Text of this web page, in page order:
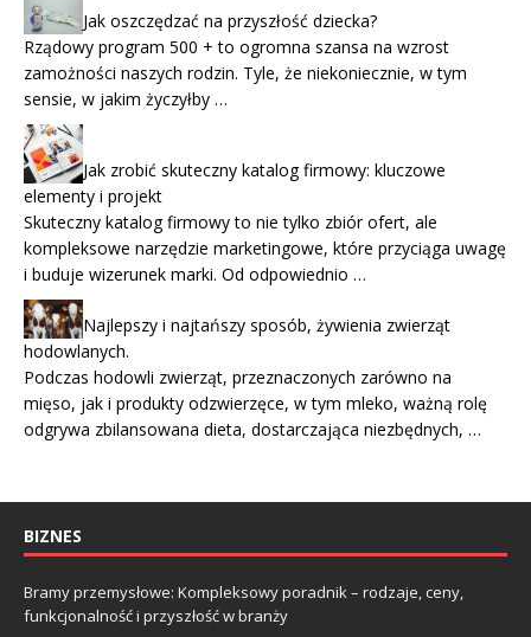
Jak oszczędzać na przyszłość dziecka?
Rządowy program 500 + to ogromna szansa na wzrost
zamożności naszych rodzin. Tyle, że niekoniecznie, w tym
sensie, w jakim życzyłby …
Jak zrobić skuteczny katalog firmowy: kluczowe
elementy i projekt
Skuteczny katalog firmowy to nie tylko zbiór ofert, ale
kompleksowe narzędzie marketingowe, które przyciąga uwagę
i buduje wizerunek marki. Od odpowiednio …
Najlepszy i najtańszy sposób, żywienia zwierząt
hodowlanych.
Podczas hodowli zwierząt, przeznaczonych zarówno na
mięso, jak i produkty odzwierzęce, w tym mleko, ważną rolę
odgrywa zbilansowana dieta, dostarczająca niezbędnych, …
BIZNES
Bramy przemysłowe: Kompleksowy poradnik – rodzaje, ceny,
funkcjonalność i przyszłość w branży